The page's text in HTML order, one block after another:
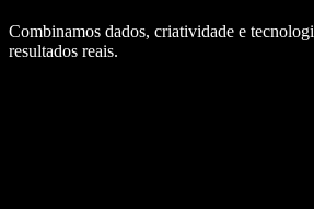
Combinamos dados, criatividade e
resultados reais.